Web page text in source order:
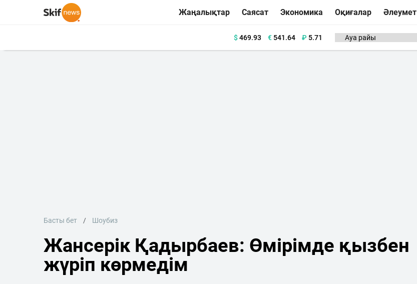
Жаңалықтар Саясат Экономика Оқиғалар Әлеумет
$469.93 €541.64 ₽ 5.71
Басты бет Шоубиз
Жансерік Қадырбаев: Өмірімде қызбен
жүріп көрмедім